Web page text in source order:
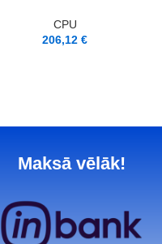
CPU
206,12€
Maksā vēlāk!